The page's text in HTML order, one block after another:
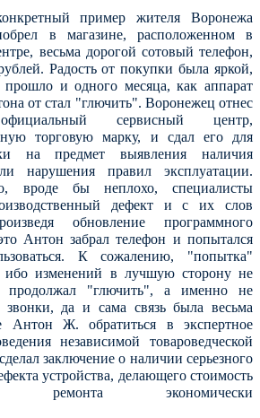
пример жителя Воронежа
в магазине, расположенном в
весьма дорогой сотовый телефон,
Радость от покупки была яркой,
и одного месяца, как аппарат
от стал "глючить". Воронежец отнес
сервисный центр,
торговую марку, и сдал его для
на предмет выявления наличия
нарушения правил эксплуатации.
вроде бы неплохо, специалисты
дефект и с их слов
обновление программного
Антон забрал телефон и попытался
К сожалению, "попытка"
ибо изменений в лучшую сторону не
продолжал "глючить", а именно не
звонки, да и сама связь была весьма
Антон Ж. обратиться в экспертное
независимой товароведческой
заключение о наличии серьезного
устройства, делающего стоимость
ремонта экономически